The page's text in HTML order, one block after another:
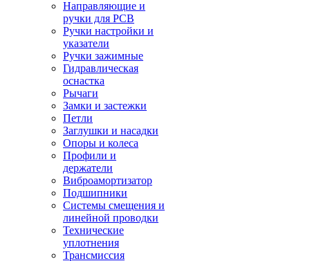
Направляющие и
ручки для PCB
Ручки настройки и
указатели
Ручки зажимные
Гидравлическая
оснастка
Рычаги
Замки и застежки
Петли
Заглушки и насадки
Опоры и колеса
Профили и
держатели
Виброамортизатор
Подшипники
Системы смещения и
линейной проводки
Технические
уплотнения
Трансмиссия